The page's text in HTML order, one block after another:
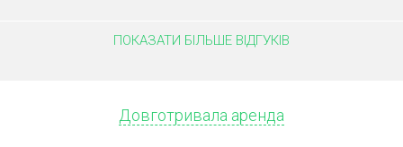
ПОКАЗАТИ БІЛЬШЕ ВІДГУКІВ
Довготривала аренда